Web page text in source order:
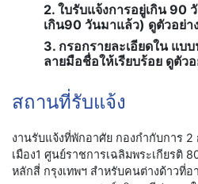
2. ใบรับแจ้งการอยู่เกิน 90
เกิน90 วันมาแล้ว) ดูตัวอย่า
3. กรอกรายละเอียดใน แบ
ลายมือชื่อให้เรียบร้อย ดูตัวอ
สถานที่รับแจ้ง
งานรับแจ้งที่พักอาศัย กองกำกับการ
เมือง1 ศูนย์ราชการเฉลิมพระเกียรติ
หลักสี่ กรุงเทพฯ สำหรับคนต่างด้าวที่อ